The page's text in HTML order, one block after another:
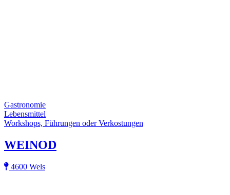
Gastronomie
Lebensmittel
Workshops, Führungen oder Verkostungen
WEINOD
4600 Wels